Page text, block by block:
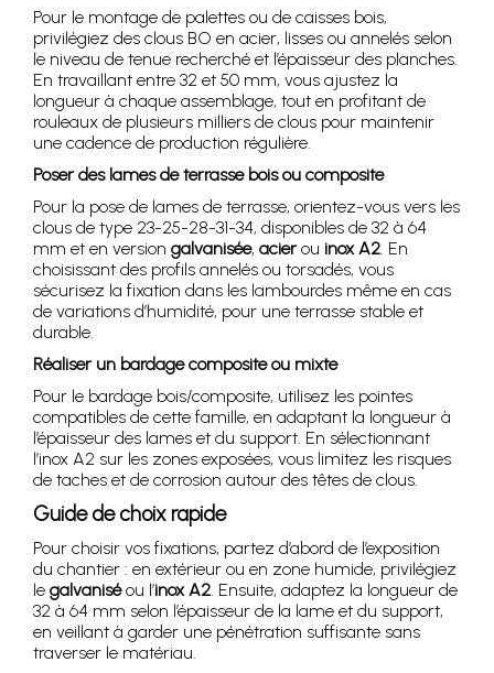
Pour le montage de palettes ou de caisses bois,
privilégiez des clous BO en acier, lisses ou annelés selon
le niveau de tenue recherché et l’épaisseur des planches.
En travaillant entre 32 et 50 mm, vous ajustez la
longueur à chaque assemblage, tout en profitant de
rouleaux de plusieurs milliers de clous pour maintenir
une cadence de production régulière.
Poser des lames de terrasse bois ou composite
Pour la pose de lames de terrasse, orientez-vous vers les
clous de type 23-25-28-31-34, disponibles de 32 à 64
mm et en version galvanisée, acierou inox A2. En
choisissant des profils annelés ou torsadés, vous
sécurisez la fixation dans les lambourdes même en cas
de variations d’humidité, pour une terrasse stable et
durable.
Réaliser un bardage composite ou mixte
Pour le bardage bois/composite, utilisez les pointes
compatibles de cette famille, en adaptant la longueur à
l’épaisseur des lames et du support. En sélectionnant
l’inox A2 sur les zones exposées, vous limitez les risques
de taches et de corrosion autour des têtes de clous.
Guide de choix rapide
Pour choisir vos fixations, partez d’abord de l’exposition
du chantier : en extérieur ou en zone humide, privilégiez
le galvaniséou l’inox A2. Ensuite, adaptez la longueur de
32 à 64 mm selon l’épaisseur de la lame et du support,
en veillant à garder une pénétration suffisante sans
traverser le matériau.